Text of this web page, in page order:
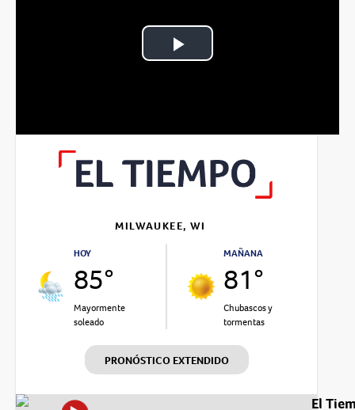
Play
MILWAUKEE, WI
HOY
85°
Mayormente
soleado
MAÑANA
81°
Chubascos y
tormentas
PRONÓSTICO EXTENDIDO
El